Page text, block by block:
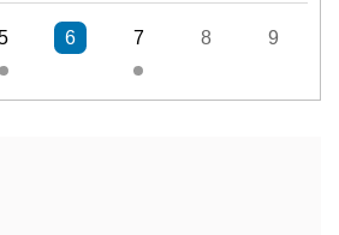
6 7 8 9